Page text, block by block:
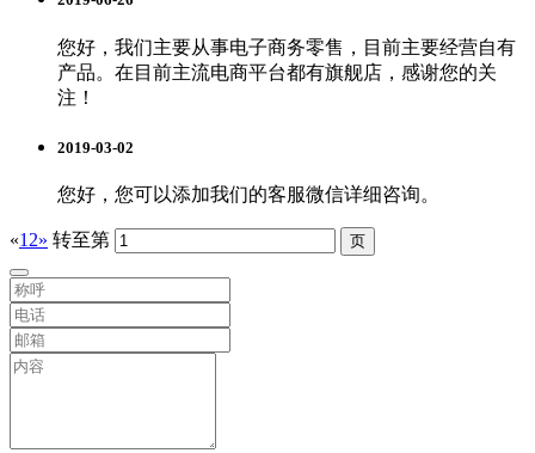
您好，我们主要从事电子商务零售，目前主要经营自有
产品。在目前主流电商平台都有旗舰店，感谢您的关
注！
2019-03-02
您好，您可以添加我们的客服微信详细咨询。
«1 2» 转至第